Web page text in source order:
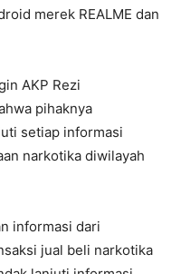
merek REALME dan
AKP Rezi
pihaknya
setiap informasi
narkotika diwilayah
informasi dari
jual beli narkotika